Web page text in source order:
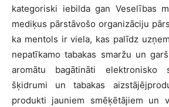
kategoriski iebilda gan Veselības
mediķus pārstāvošo organizāciju
ka mentols ir viela, kas palīdz
nepatīkamo tabakas smaržu un
aromātu bagātināti elektronisko
šķidrumi un tabakas
produkti jauniem smēķētājiem un